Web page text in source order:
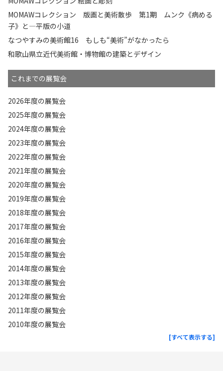
MOMAWコレクション 版画と美術散歩 第1期 ムンク《病める
子》と—平版の小道
なつやすみの美術館16 もしも“美術”がなかったら
和歌山県立近代美術館・博物館の建築とデザイン
これまでの展覧会
2026年度の展覧会
2025年度の展覧会
2024年度の展覧会
2023年度の展覧会
2022年度の展覧会
2021年度の展覧会
2020年度の展覧会
2019年度の展覧会
2018年度の展覧会
2017年度の展覧会
2016年度の展覧会
2015年度の展覧会
2014年度の展覧会
2013年度の展覧会
2012年度の展覧会
2011年度の展覧会
2010年度の展覧会
[すべて表示する]